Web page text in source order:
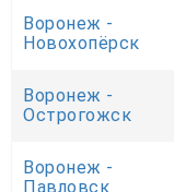
Воронеж -
Новохопёрск
Воронеж -
Острогожск
Воронеж -
Павловск